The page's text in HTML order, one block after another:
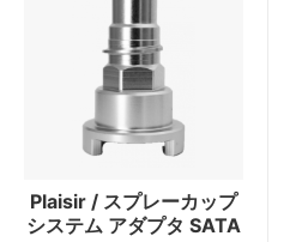
Plaisir / スプレーカップ
システム アダプタ SATA